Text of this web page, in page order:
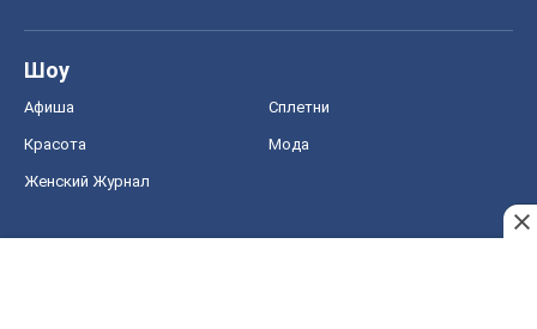
Шоу
Афиша Сплетни
Красота Мода
Женский Журнал